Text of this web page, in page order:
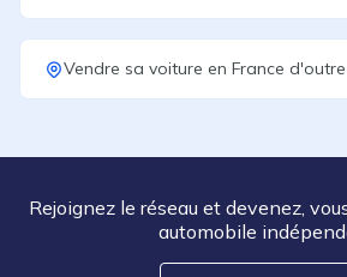
Vendre sa voiture en France
Rejoignez le réseau et devenez,
automobile